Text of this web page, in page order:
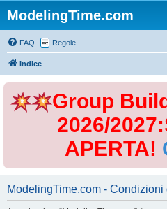
ModelingTime.com
FAQ Regole
Indice
Group
2026/
APERTA!
ModelingTime.com - Condizioni